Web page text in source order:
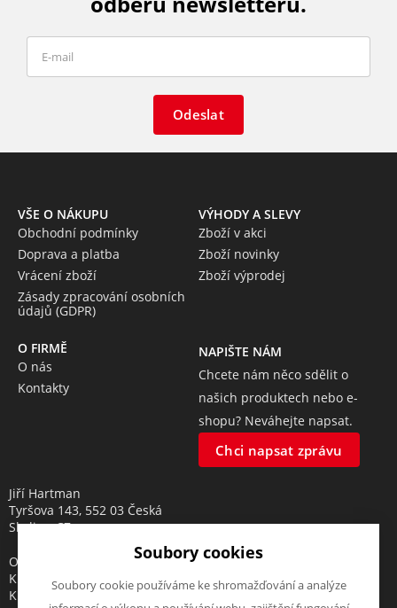
Odeslat
VŠE O NÁKUPU
Obchodní podmínky
Doprava a platba
Vrácení zboží
Zásady zpracování osobních
údajů (GDPR)
VÝHODY A SLEVY
Zboží v akci
Zboží novinky
Zboží výprodej
O FIRMĚ
O nás
Kontakty
NAPIŠTE NÁM
Chcete nám něco sdělit o
našich produktech nebo e-
shopu? Neváhejte napsat.
Chci napsat zprávu
Jiří Hartman
Tyršova 143, 552 03 Česká
Skalice, CZ
Obchodní rejstřík vedený u
Krajského soudu v Hradci
Králové, oddíl A, vložka 18553
Soubory cookies
Soubory cookie používáme ke shromažďování a analýze